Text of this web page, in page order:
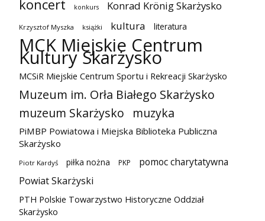
koncert konkurs Konrad Krönig Skarżysko
Krzysztof Myszka książki kultura literatura
MCK Miejskie Centrum
Kultury Skarżysko
MCSiR Miejskie Centrum Sportu i Rekreacji Skarżysko
Muzeum im. Orła Białego Skarżysko
muzeum Skarżysko
muzyka
PiMBP Powiatowa i Miejska Biblioteka Publiczna
Skarżysko
Piotr Kardyś piłka nożna PKP
pomoc charytatywna
Powiat Skarżyski
PTH Polskie Towarzystwo Historyczne Oddział
Skarżysko